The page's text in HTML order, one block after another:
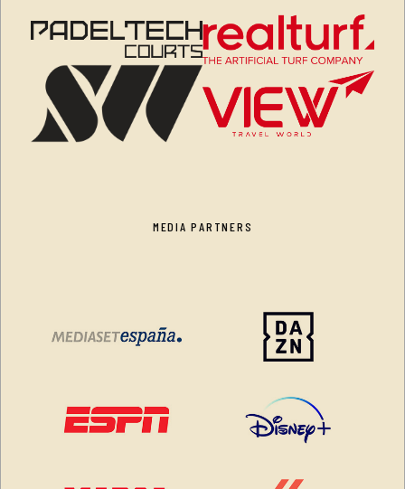
MEDIA PARTNERS